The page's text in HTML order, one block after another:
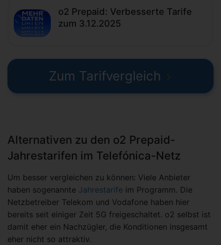
o2 Prepaid: Verbesserte Tarife
zum 3.12.2025
Zum Tarifvergleich
Alternativen zu den o2 Prepaid-
Jahrestarifen im Telefónica-Netz
Um besser vergleichen zu können: Viele Anbieter
haben sogenannte Jahrestarife im Programm. Die
Netzbetreiber Telekom und Vodafone haben hier
bereits seit einiger Zeit 5G freigeschaltet. o2 selbst ist
damit eher ein Nachzügler, die Konditionen insgesamt
eher nicht so attraktiv.